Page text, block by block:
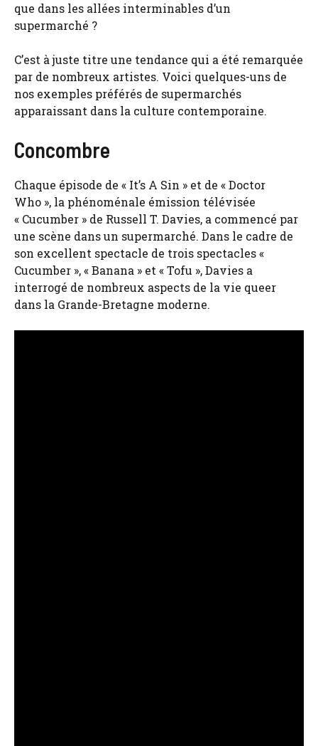
que dans les allées interminables d’un
supermarché ?
C’est à juste titre une tendance qui a été remarquée
par de nombreux artistes. Voici quelques-uns de
nos exemples préférés de supermarchés
apparaissant dans la culture contemporaine.
Concombre
Chaque épisode de « It’s A Sin » et de « Doctor
Who », la phénoménale émission télévisée
« Cucumber » de Russell T. Davies, a commencé par
une scène dans un supermarché. Dans le cadre de
son excellent spectacle de trois spectacles «
Cucumber », « Banana » et « Tofu », Davies a
interrogé de nombreux aspects de la vie queer
dans la Grande-Bretagne moderne.